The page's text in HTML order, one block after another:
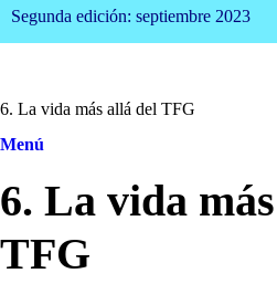
Segunda edición: septiembre 2023
6. La vida más allá del TFG
Menú
6. La vida
TFG